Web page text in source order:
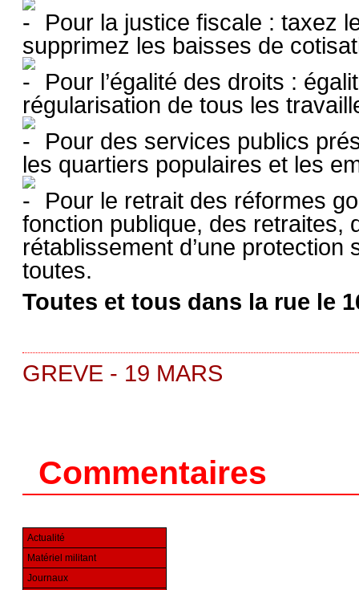
Pour la justice fiscale : taxez
supprimez les baisses de
Pour l’égalité des droits :
régularisation de tous les
Pour des services publics
les quartiers populaires et les
Pour le retrait des réformes
fonction publique, des retraites,
rétablissement d’une
toutes.
Toutes et tous dans la rue le
GREVE - 19 MARS
Commentaires
Actualité
Matériel militant
Journaux